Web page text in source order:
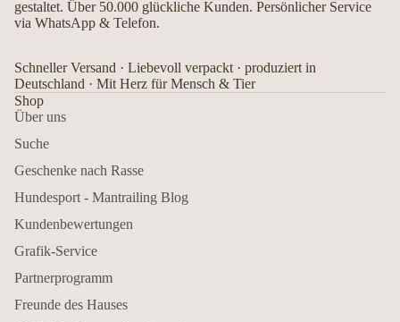
gestaltet. Über 50.000 glückliche Kunden. Persönlicher Service
via WhatsApp & Telefon.
Schneller Versand · Liebevoll verpackt · produziert in
Deutschland · Mit Herz für Mensch & Tier
Shop
Über uns
Suche
Geschenke nach Rasse
Hundesport - Mantrailing Blog
Kundenbewertungen
Grafik-Service
Partnerprogramm
Freunde des Hauses